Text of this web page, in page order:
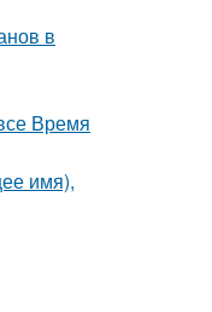
в
Время
имя),